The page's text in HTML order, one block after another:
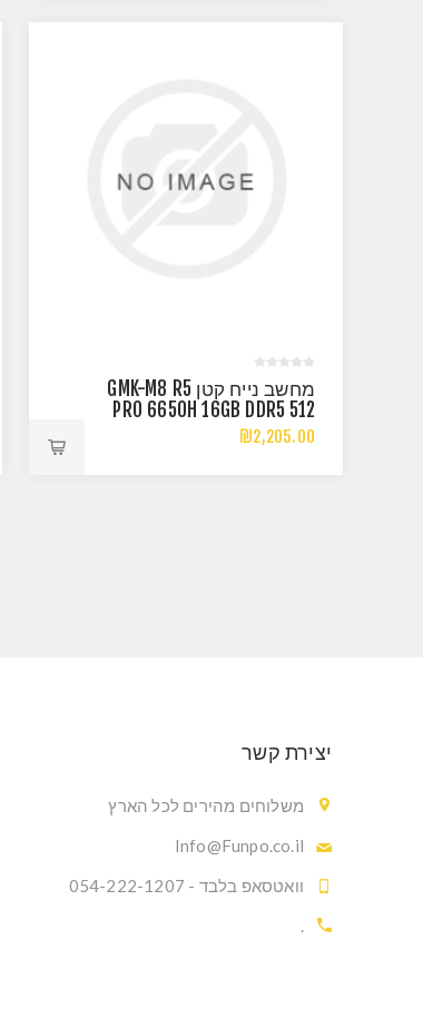
מחשב נייח קטן GMK-M8 R5
PRO 6650H 16GB DDR5 512
NVME WIN11 PRO
₪2,205.00
יצירת קשר
משלוחים מהירים לכל הארץ
Info@Funpo.co.il
וואטסאפ בלבד - 054-222-1207
.